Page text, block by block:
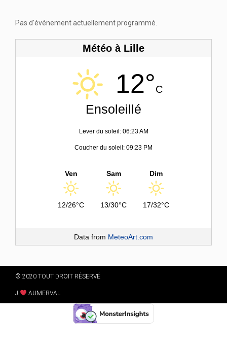
Pas d'événement actuellement programmé.
Météo à Lille
12°C
Ensoleillé
Lever du soleil: 06:23 AM
Coucher du soleil: 09:23 PM
Ven
12/26°C
Sam
13/30°C
Dim
17/32°C
Data from MeteoArt.com
© 2020 TOUT DROIT RÉSERVÉ
J' AUMERVAL